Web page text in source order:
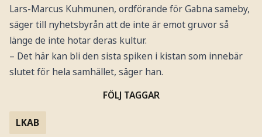
Lars-Marcus Kuhmunen, ordförande för Gabna sameby,
säger till nyhetsbyrån att de inte är emot gruvor så
länge de inte hotar deras kultur.
– Det här kan bli den sista spiken i kistan som innebär
slutet för hela samhället, säger han.
FÖLJ TAGGAR
LKAB